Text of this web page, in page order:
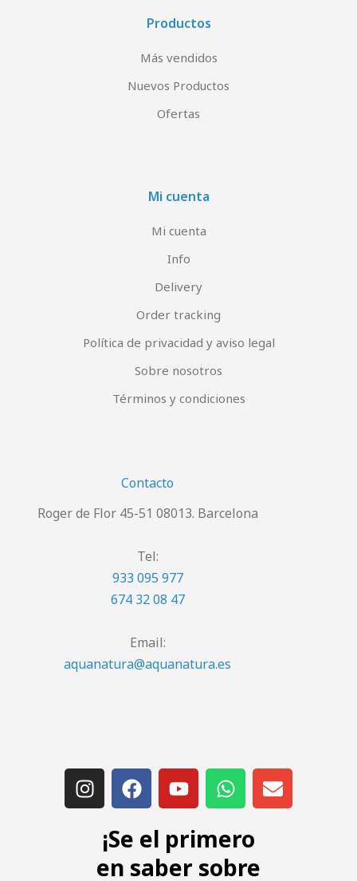
Productos
Más vendidos
Nuevos Productos
Ofertas
Mi cuenta
Mi cuenta
Info
Delivery
Order tracking
Política de privacidad y aviso legal
Sobre nosotros
Términos y condiciones
Contacto
Roger de Flor 45-51 08013. Barcelona
Tel:
933 095 977
674 32 08 47
Email:
aquanatura@aquanatura.es
¡Se el primero
en saber sobre